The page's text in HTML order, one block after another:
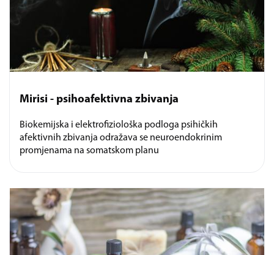
Mirisi - psihoafektivna zbivanja
Biokemijska i elektrofiziološka podloga psihičkih
afektivnih zbivanja odražava se neuroendokrinim
promjenama na somatskom planu